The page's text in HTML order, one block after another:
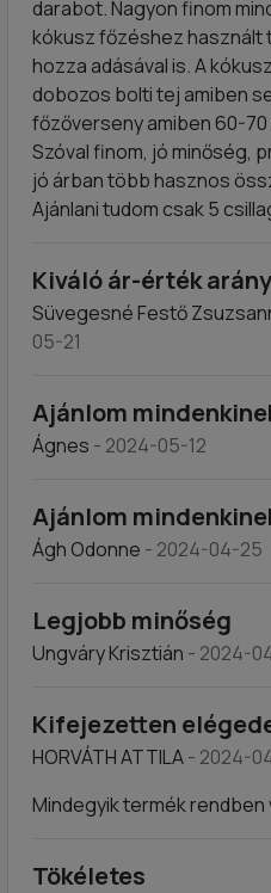
darabot. Nagyon finom
kókusz főzéshez használt
hozza adásával is. A
dobozos bolti tej amiben
főzőverseny amiben 60-70
Szóval finom, jó minőség,
jó árban több hasznos
Ajánlani tudom csak 5
Kiváló ár-érték arány
Süvegesné Festő
05-21
Ajánlom
Ágnes - 2024-05-12
Ajánlom
Ágh Odonne - 2024-04-25
Legjobb minőség
Ungváry Krisztián - 2024-
Kifejezetten
HORVÁTH ATTILA- 2024-
Mindegyik termék rendben
Tökéletes